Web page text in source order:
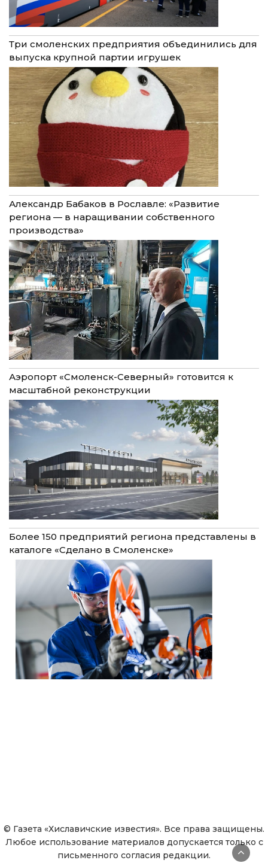
Три смоленских предприятия объединились для
выпуска крупной партии игрушек
Александр Бабаков в Рославле: «Развитие
региона — в наращивании собственного
производства»
Аэропорт «Смоленск-Северный» готовится к
масштабной реконструкции
Более 150 предприятий региона представлены в
каталоге «Сделано в Смоленске»
© Газета «Хиславичские известия». Все права защищены.
Любое использование материалов допускается только с
письменного согласия редакции.